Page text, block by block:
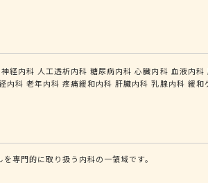
神経内科 人工透析内科 糖尿病内科 心臓内科 血液内科
内科 老年内科 疼痛緩和内科 肝臓内科 乳腺内科 緩和
専門的に取り扱う内科の一領域です。